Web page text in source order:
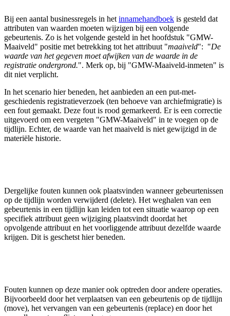
Bij een aantal businessregels in het innamehandboek is gesteld dat
attributen van waarden moeten wijzigen bij een volgende
gebeurtenis. Zo is het volgende gesteld in het hoofdstuk "GMW-
Maaiveld" positie met betrekking tot het attribuut "maaiveld": "De
waarde van het gegeven moet afwijken van de waarde in de
registratie ondergrond.". Merk op, bij "GMW-Maaiveld-inmeten" is
dit niet verplicht.
In het scenario hier beneden, het aanbieden an een put-met-
geschiedenis registratieverzoek (ten behoeve van archiefmigratie) is
een fout gemaakt. Deze fout is rood gemarkeerd. Er is een correctie
uitgevoerd om een vergeten "GMW-Maaiveld" in te voegen op de
tijdlijn. Echter, de waarde van het maaiveld is niet gewijzigd in de
materiële historie.
Dergelijke fouten kunnen ook plaatsvinden wanneer gebeurtenissen
op de tijdlijn worden verwijderd (delete). Het weghalen van een
gebeurtenis in een tijdlijn kan leiden tot een situatie waarop op een
specifiek attribuut geen wijziging plaatsvindt doordat het
opvolgende attribuut en het voorliggende attribuut dezelfde waarde
krijgen. Dit is geschetst hier beneden.
Fouten kunnen op deze manier ook optreden door andere operaties.
Bijvoorbeeld door het verplaatsen van een gebeurtenis op de tijdlijn
(move), het vervangen van een gebeurtenis (replace) en door het